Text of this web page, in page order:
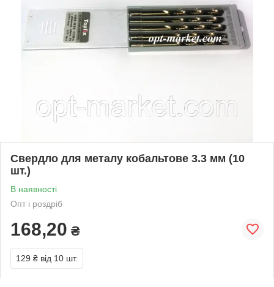
Свердло для металу кобальтове 3.3 мм (10
шт.)
В наявності
Опт і роздріб
168,20 ₴
129 ₴ від 10 шт.